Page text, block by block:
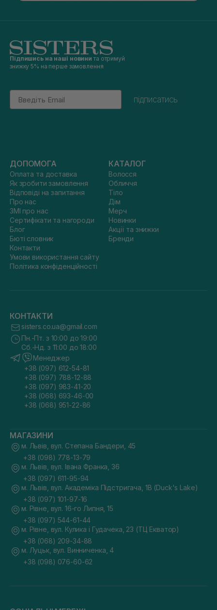
Підпишись на наші новини та отримуй
знижку 5% на перше замовлення
Email
підписатись
ДОПОМОГА
Оплата та доставка
Як зробити замовлення
Відповіді на запитання
Про нас
ЗМІ про нас
Сертифікати та нагороди
Блог
Бюті словник
Контакти
Умови використання сайту
Політика конфіденційності
КАТАЛОГ
Волосся
Обличчя
Тіло
Дім
Мерч
Новинки
Акції та знижки
Бренди
КОНТАКТИ
sisters.co.ua@gmail.com
Пн.-Пт. з 10:00 до 19:00
Сб.-Нд. з 11:00 до 18:00
Менеджер
+38 (097) 612-54-81
+38 (097) 788-12-88
+38 (097) 983-41-20
+38 (068) 693-46-00
+38 (068) 951-22-86
МАГАЗИНИ
м. Львів, вул. Степана Бандери, 45
+38 (098) 778-13-79
м. Львів, вул. Івана Франка, 36
+38 (097) 611-95-94
м. Львів, вул. Академіка Підстригача, 1В (Duck's Lake)
+38 (097) 101-97-16
м. Рівне, вул. 16-го Липня, 15
+38 (097) 544-61-44
м. Рівне, вул. Кулика і Гудачека, 23 (ТЦ Екватор)
+38 (068) 209-34-88
м. Луцьк, вул. Винниченка, 4
+38 (098) 076-60-62